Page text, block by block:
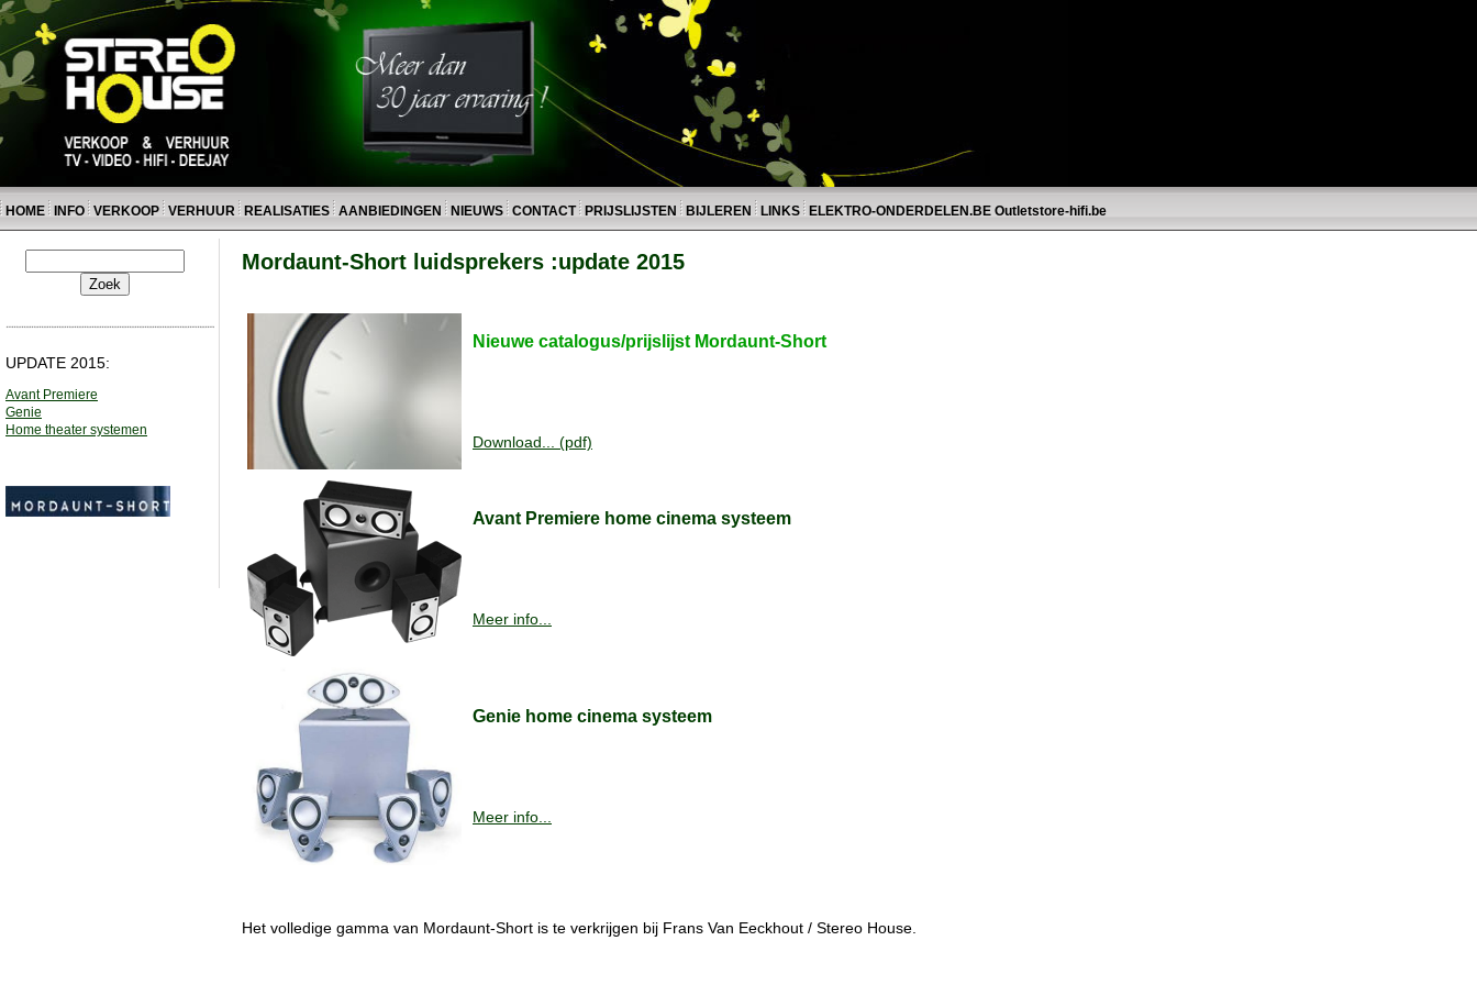
HOME INFO VERKOOP VERHUUR REALISATIES AANBIEDINGEN NIEUWS CONTACT PRIJSLIJSTEN BIJLEREN LINKS ELEKTRO-ONDERDELEN.BE Outletstore-hifi.be
UPDATE 2015:
Avant Premiere
Genie
Home theater systemen
Mordaunt-Short luidsprekers :update 2015
Nieuwe catalogus/prijslijst Mordaunt-Short
Download... (pdf)
Avant Premiere home cinema systeem
Meer info...
Genie home cinema systeem
Meer info...
Het volledige gamma van Mordaunt-Short is te verkrijgen bij Frans Van Eeckhout / Stereo House.